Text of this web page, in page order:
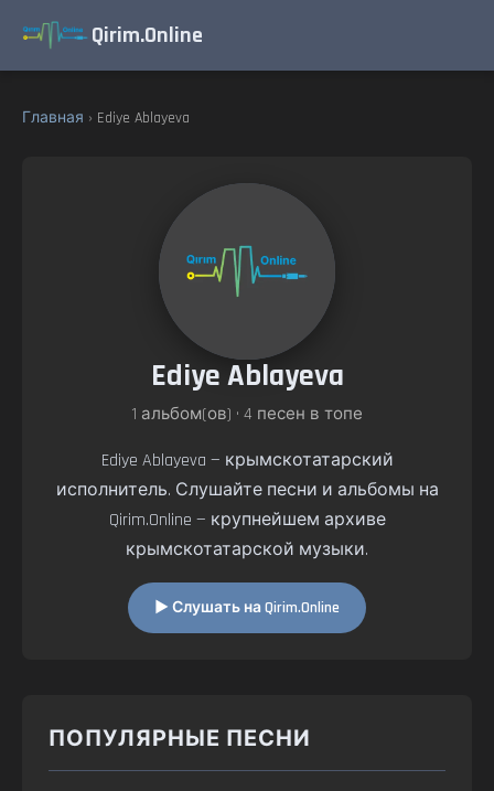
Qirim.Online
Главная › Ediye Ablayeva
Ediye Ablayeva
1 альбом(ов) • 4 песен в топе
Ediye Ablayeva — крымскотатарский
исполнитель. Слушайте песни и альбомы на
Qirim.Online — крупнейшем архиве
крымскотатарской музыки.
▶ Слушать на Qirim.Online
ПОПУЛЯРНЫЕ ПЕСНИ